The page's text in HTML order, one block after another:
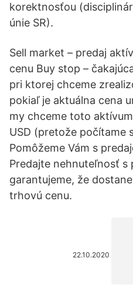
korektnosťou
únie SR).
Sell market – predaj
cenu Buy stop –
pri ktorej chceme
pokiaľ je aktuálna cena
my chceme toto
USD (pretože počítame
Pomôžeme Vám s
Predajte nehnuteľnosť s
garantujeme, že
trhovú cenu.
22.10.2020